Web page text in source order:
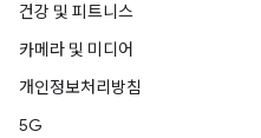
건강 및 피트니스
카메라 및 미디어
개인정보처리방침
5G